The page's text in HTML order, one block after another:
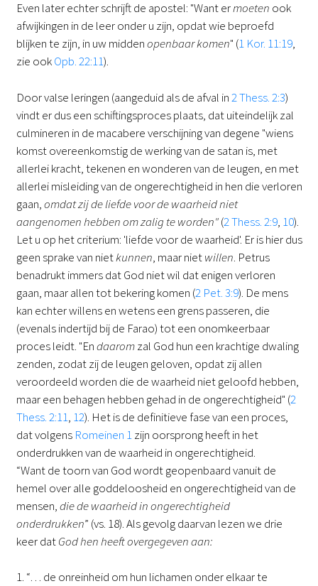
Even later echter schrijft de apostel: "Want ermoeten ook
afwijkingen in de leer onder u zijn, opdat wie beproefd
blijken te zijn, in uw middenopenbaar komen" (1 Kor. 11:19,
zie ookOpb. 22:11).
Door valse leringen (aangeduid als de afval in2 Thess. 2:3)
vindt er dus een schiftingsproces plaats, dat uiteindelijk zal
culmineren in de macabere verschijning van degene "wiens
komst overeenkomstig de werking van de satan is, met
allerlei kracht, tekenen en wonderen van de leugen, en met
allerlei misleiding van de ongerechtigheid in hen die verloren
gaan,omdat zij de liefde voor de waarheid niet
aangenomen hebben om zalig te worden"(2 Thess. 2:9, 10).
Let u op het criterium: 'liefde voor de waarheid'. Er is hier dus
geen sprake van nietkunnen, maar nietwillen. Petrus
benadrukt immers dat God niet wil dat enigen verloren
gaan, maar allen tot bekering komen (2 Pet. 3:9). De mens
kan echter willens en wetens een grens passeren, die
(evenals indertijd bij de Farao) tot een onomkeerbaar
proces leidt. "Endaaromzal God hun een krachtige dwaling
zenden, zodat zij de leugen geloven, opdat zij allen
veroordeeld worden die de waarheid niet geloofd hebben,
maar een behagen hebben gehad in de ongerechtigheid" (2
Thess. 2:11, 12). Het is de definitieve fase van een proces,
dat volgens Romeinen 1zijn oorsprong heeft in het
onderdrukken van de waarheid in ongerechtigheid.
“Want de toorn van God wordt geopenbaard vanuit de
hemel over alle goddeloosheid en ongerechtigheid van de
mensen,die de waarheid in ongerechtigheid
onderdrukken” (vs. 18). Als gevolg daarvan lezen we drie
keer datGod hen heeft overgegeven aan:
1. “… de onreinheid om hun lichamen onder elkaar te